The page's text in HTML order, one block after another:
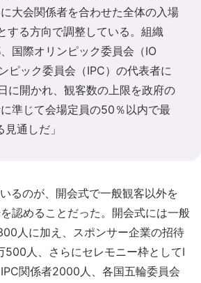
大会関係者を合わせた全体の入場
する方向で調整している。組織
国際オリンピック委員会（IO
ピック委員会（IPC）の代表者に
に開かれ、観客数の上限を政府の
準じて会場定員の50％以内で最
通しだ」
るのが、開会式で一般観客以外を
を認めることだった。開会式には一般
人に加え、スポンサー企業の招待
500人、さらにセレモニー枠としてI
関係者2000人、各国五輪委員会